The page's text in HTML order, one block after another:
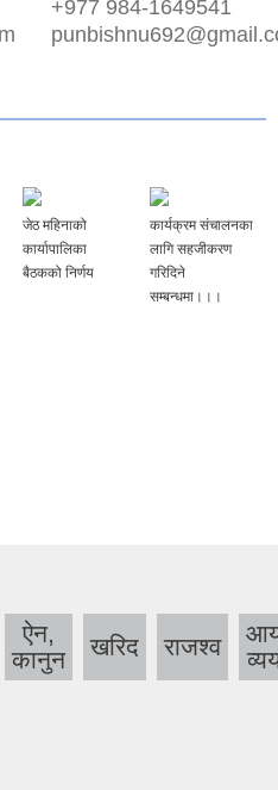
+977 984-1649541
जेठ महिनाको
कार्यापालिका
बैठकको निर्णय
कार्यक्रम संचालनका
लागि सहजीकरण
गरिदिने
सम्बन्धमा।।।
ऐन,
कानुन
खरिद राजश्व